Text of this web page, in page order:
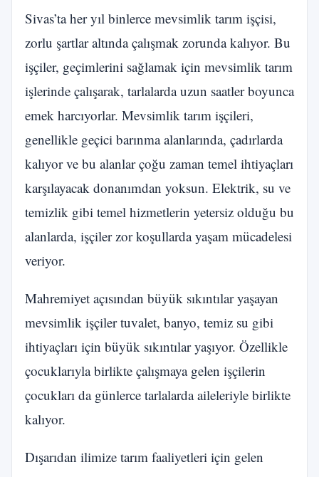
Sivas’ta her yıl binlerce mevsimlik tarım işçisi,
zorlu şartlar altında çalışmak zorunda kalıyor. Bu
işçiler, geçimlerini sağlamak için mevsimlik tarım
işlerinde çalışarak, tarlalarda uzun saatler boyunca
emek harcıyorlar. Mevsimlik tarım işçileri,
genellikle geçici barınma alanlarında, çadırlarda
kalıyor ve bu alanlar çoğu zaman temel ihtiyaçları
karşılayacak donanımdan yoksun. Elektrik, su ve
temizlik gibi temel hizmetlerin yetersiz olduğu bu
alanlarda, işçiler zor koşullarda yaşam mücadelesi
veriyor.
Mahremiyet açısından büyük sıkıntılar yaşayan
mevsimlik işçiler tuvalet, banyo, temiz su gibi
ihtiyaçları için büyük sıkıntılar yaşıyor. Özellikle
çocuklarıyla birlikte çalışmaya gelen işçilerin
çocukları da günlerce tarlalarda aileleriyle birlikte
kalıyor.
Dışarıdan ilimize tarım faaliyetleri için gelen